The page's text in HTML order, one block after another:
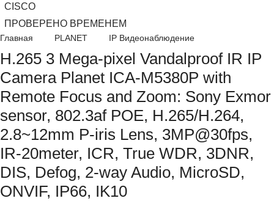
CISCO
ПРОВЕРЕНО ВРЕМЕНЕМ
Главная PLANET IP Видеонаблюдение
H.265 3 Mega-pixel Vandalproof IR IP
Camera Planet ICA-M5380P with
Remote Focus and Zoom: Sony Exmor
sensor, 802.3af POE, H.265/H.264,
2.8~12mm P-iris Lens, 3MP@30fps,
IR-20meter, ICR, True WDR, 3DNR,
DIS, Defog, 2-way Audio, MicroSD,
ONVIF, IP66, IK10